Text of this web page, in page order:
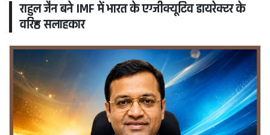
राहुल जैन बने IMF में भारत के एग्जीक्यूटिव डायरेक्टर के
वरिष्ठ सलाहकार